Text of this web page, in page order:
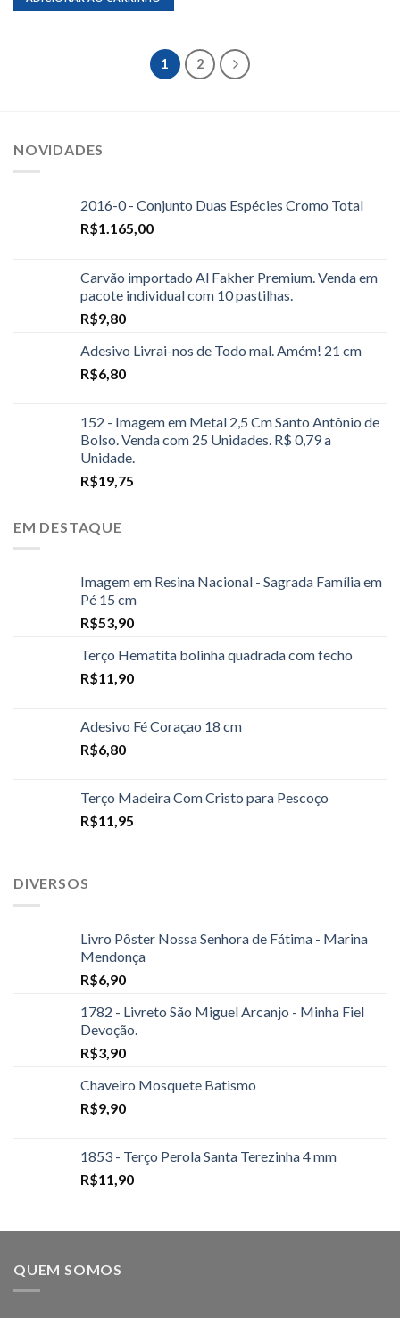
1 2
NOVIDADES
2016-0 - Conjunto Duas Espécies Cromo Total
R$1.165,00
Carvão importado Al Fakher Premium. Venda em
pacote individual com 10 pastilhas.
R$9,80
Adesivo Livrai-nos de Todo mal. Amém! 21 cm
R$6,80
152 - Imagem em Metal 2,5 Cm Santo Antônio de
Bolso. Venda com 25 Unidades. R$ 0,79 a
Unidade.
R$19,75
EM DESTAQUE
Imagem em Resina Nacional - Sagrada Família em
Pé 15 cm
R$53,90
Terço Hematita bolinha quadrada com fecho
R$11,90
Adesivo Fé Coraçao 18 cm
R$6,80
Terço Madeira Com Cristo para Pescoço
R$11,95
DIVERSOS
Livro Pôster Nossa Senhora de Fátima - Marina
Mendonça
R$6,90
1782 - Livreto São Miguel Arcanjo - Minha Fiel
Devoção.
R$3,90
Chaveiro Mosquete Batismo
R$9,90
1853 - Terço Perola Santa Terezinha 4 mm
R$11,90
QUEM SOMOS